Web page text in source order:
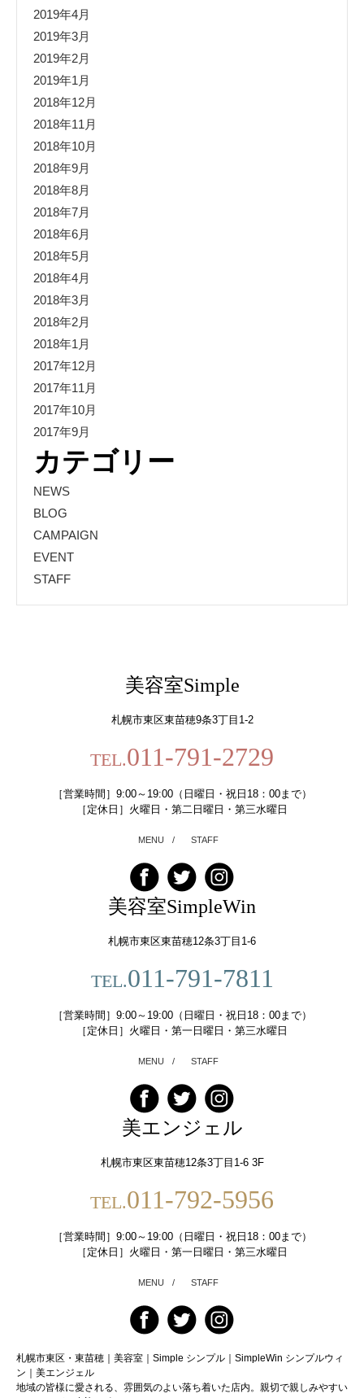
2019年4月
2019年3月
2019年2月
2019年1月
2018年12月
2018年11月
2018年10月
2018年9月
2018年8月
2018年7月
2018年6月
2018年5月
2018年4月
2018年3月
2018年2月
2018年1月
2017年12月
2017年11月
2017年10月
2017年9月
カテゴリー
NEWS
BLOG
CAMPAIGN
EVENT
STAFF
美容室Simple
札幌市東区東苗穂9条3丁目1-2
TEL.011-791-2729
［営業時間］9:00～19:00（日曜日・祝日18：00まで）
［定休日］火曜日・第二日曜日・第三水曜日
MENU / STAFF
美容室SimpleWin
札幌市東区東苗穂12条3丁目1-6
TEL.011-791-7811
［営業時間］9:00～19:00（日曜日・祝日18：00まで）
［定休日］火曜日・第一日曜日・第三水曜日
MENU / STAFF
美エンジェル
札幌市東区東苗穂12条3丁目1-6 3F
TEL.011-792-5956
［営業時間］9:00～19:00（日曜日・祝日18：00まで）
［定休日］火曜日・第一日曜日・第三水曜日
MENU / STAFF
札幌市東区・東苗穂｜美容室｜Simple シンプル｜SimpleWin シンプルウィ
ン｜美エンジェル
地域の皆様に愛される、雰囲気のよい落ち着いた店内。親切で親しみやすい